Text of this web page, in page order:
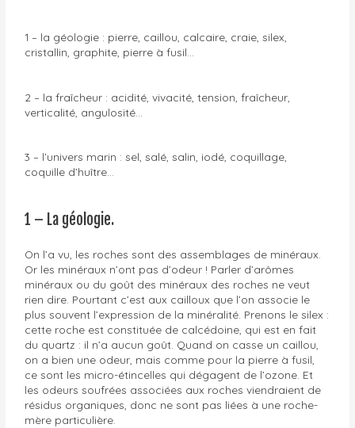
1 – la géologie : pierre, caillou, calcaire, craie, silex,
cristallin, graphite, pierre à fusil…
2 – la fraîcheur : acidité, vivacité, tension, fraîcheur,
verticalité, angulosité…
3 – l’univers marin : sel, salé, salin, iodé, coquillage,
coquille d’huître…
1 – La géologie.
On l’a vu, les roches sont des assemblages de minéraux.
Or les minéraux n’ont pas d’odeur ! Parler d’arômes
minéraux ou du goût des minéraux des roches ne veut
rien dire. Pourtant c’est aux cailloux que l’on associe le
plus souvent l’expression de la minéralité. Prenons le silex :
cette roche est constituée de calcédoine, qui est en fait
du quartz : il n’a aucun goût. Quand on casse un caillou,
on a bien une odeur, mais comme pour la pierre à fusil,
ce sont les micro-étincelles qui dégagent de l’ozone. Et
les odeurs soufrées associées aux roches viendraient de
résidus organiques, donc ne sont pas liées à une roche-
mère particulière.